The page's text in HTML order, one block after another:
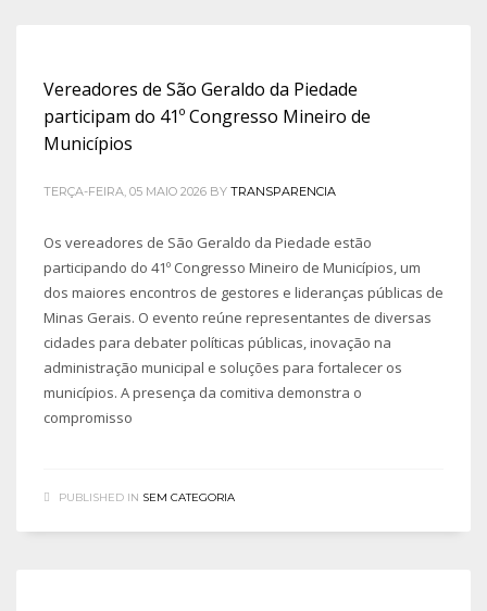
Vereadores de São Geraldo da Piedade
participam do 41º Congresso Mineiro de
Municípios
TERÇA-FEIRA, 05 MAIO 2026 BY TRANSPARENCIA
Os vereadores de São Geraldo da Piedade estão
participando do 41º Congresso Mineiro de Municípios, um
dos maiores encontros de gestores e lideranças públicas de
Minas Gerais. O evento reúne representantes de diversas
cidades para debater políticas públicas, inovação na
administração municipal e soluções para fortalecer os
municípios. A presença da comitiva demonstra o
compromisso
PUBLISHED IN SEM CATEGORIA